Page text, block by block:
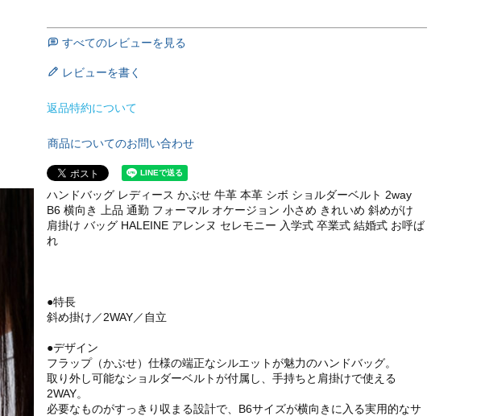
すべてのレビューを見る
レビューを書く
返品特約について
商品についてのお問い合わせ
ハンドバッグ レディース かぶせ 牛革 本革 シボ ショルダーベルト 2way
B6 横向き 上品 通勤 フォーマル オケージョン 小さめ きれいめ 斜めがけ
肩掛け バッグ HALEINE アレンヌ セレモニー 入学式 卒業式 結婚式 お呼ば
れ
●特長
斜め掛け／2WAY／自立
●デザイン
フラップ（かぶせ）仕様の端正なシルエットが魅力のハンドバッグ。
取り外し可能なショルダーベルトが付属し、手持ちと肩掛けで使える
2WAY。
必要なものがすっきり収まる設計で、B6サイズが横向きに入る実用的なサ